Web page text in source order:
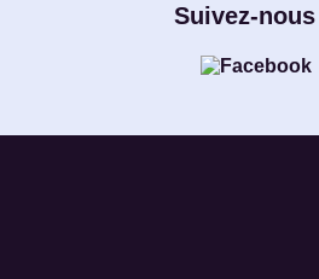
Suivez-nous